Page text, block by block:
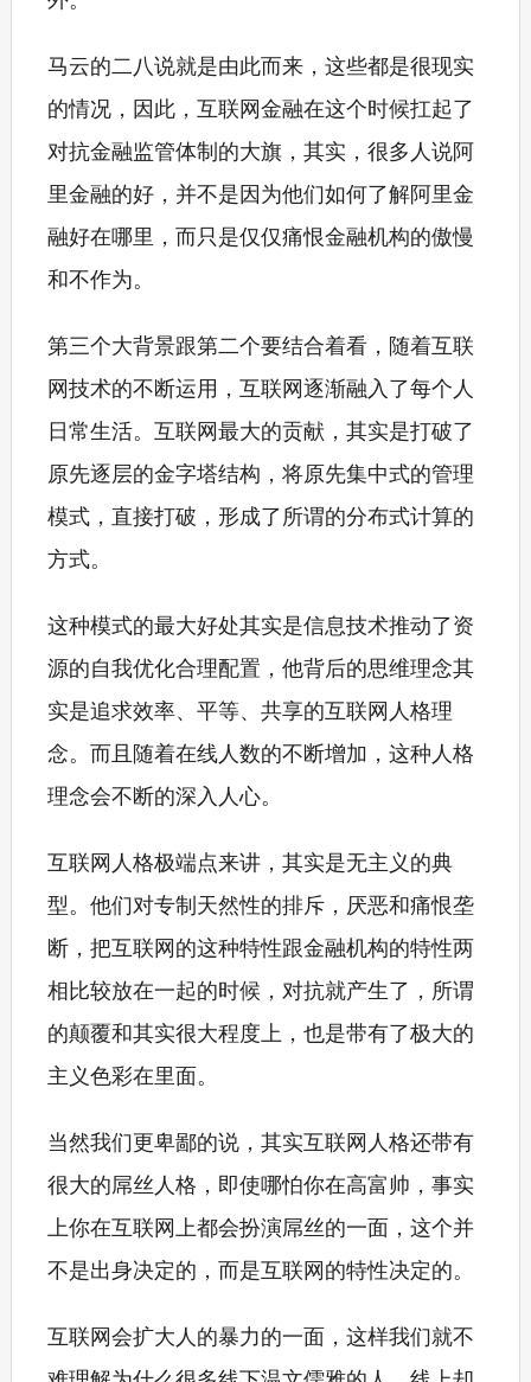
马云的二八说就是由此而来，这些都是很现实
的情况，因此，互联网金融在这个时候扛起了
对抗金融监管体制的大旗，其实，很多人说阿
里金融的好，并不是因为他们如何了解阿里金
融好在哪里，而只是仅仅痛恨金融机构的傲慢
和不作为。
第三个大背景跟第二个要结合着看，随着互联
网技术的不断运用，互联网逐渐融入了每个人
日常生活。互联网最大的贡献，其实是打破了
原先逐层的金字塔结构，将原先集中式的管理
模式，直接打破，形成了所谓的分布式计算的
方式。
这种模式的最大好处其实是信息技术推动了资
源的自我优化合理配置，他背后的思维理念其
实是追求效率、平等、共享的互联网人格理
念。而且随着在线人数的不断增加，这种人格
理念会不断的深入人心。
互联网人格极端点来讲，其实是无主义的典
型。他们对专制天然性的排斥，厌恶和痛恨垄
断，把互联网的这种特性跟金融机构的特性两
相比较放在一起的时候，对抗就产生了，所谓
的颠覆和其实很大程度上，也是带有了极大的
主义色彩在里面。
当然我们更卑鄙的说，其实互联网人格还带有
很大的屌丝人格，即使哪怕你在高富帅，事实
上你在互联网上都会扮演屌丝的一面，这个并
不是出身决定的，而是互联网的特性决定的。
互联网会扩大人的暴力的一面，这样我们就不